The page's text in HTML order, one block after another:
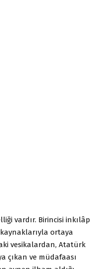
vardır. Birincisi inkılâp
ortaya
vesikalardan, Atatürk
çıkan ve müdafaası